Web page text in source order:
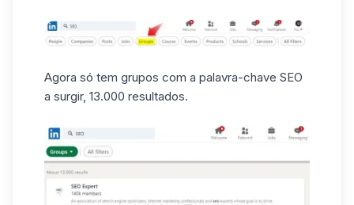
Agora só tem grupos com a palavra-chave SEO
a surgir, 13.000 resultados.